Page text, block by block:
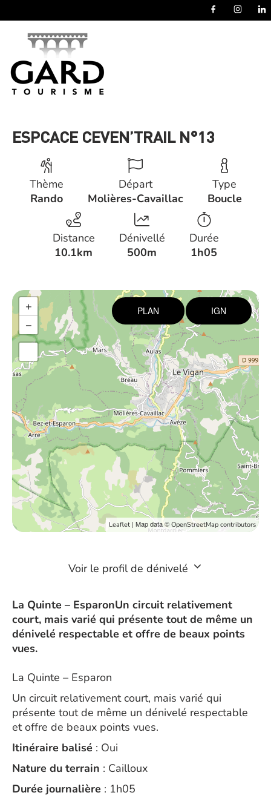
ESPCACE CEVEN’TRAIL N°13
Thème
Rando
Départ
Molières-Cavaillac
Type
Boucle
Distance
10.1km
Dénivellé
500m
Durée
1h05
+
−
PLAN IGN
Leaflet | Map data © OpenStreetMap contributors
Voir le profil de dénivelé
La Quinte – EsparonUn circuit relativement
court, mais varié qui présente tout de même un
dénivelé respectable et offre de beaux points
vues.
La Quinte – Esparon
Un circuit relativement court, mais varié qui
présente tout de même un dénivelé respectable
et offre de beaux points vues.
Itinéraire balisé : Oui
Nature du terrain : Cailloux
Durée journalière : 1h05